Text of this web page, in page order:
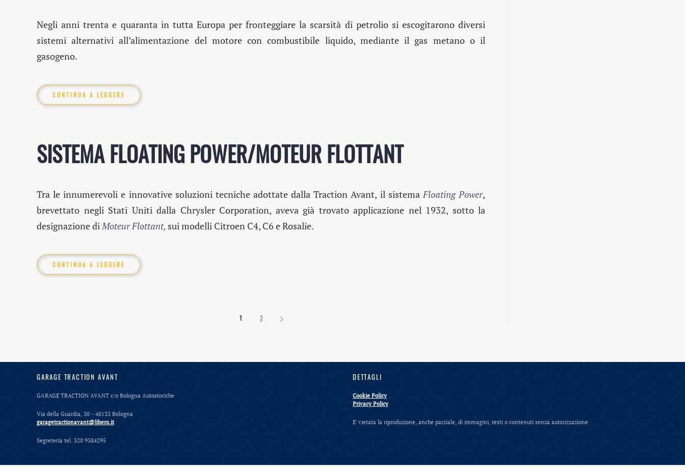
Negli anni trenta e quaranta in tutta Europa per fronteggiare la scarsità di petrolio si escogitarono diversi
sistemi alternativi all’alimentazione del motore con combustibile liquido, mediante il gas metano o il
gasogeno.
CONTINUA A LEGGERE
SISTEMA FLOATING POWER/MOTEUR FLOTTANT
Tra le innumerevoli e innovative soluzioni tecniche adottate dalla Traction Avant, il sistemaFloating Power,
brevettato negli Stati Uniti dalla Chrysler Corporation, aveva già trovato applicazione nel 1932, sotto la
designazione diMoteurFlottant, sui modelli Citroen C4, C6 e Rosalie.
CONTINUA A LEGGERE
1 2
GARAGE TRACTION AVANT
GARAGE TRACTION AVANT c/o Bologna Autostoriche
Via della Guardia, 30 - 40133 Bologna
garagetractionavant@libero.it
Segreteria tel. 320 9384295
DETTAGLI
Cookie Policy
Privacy Policy
E' vietata la riproduzione, anche parziale, di immagini, testi o contenuti senza autorizzazione